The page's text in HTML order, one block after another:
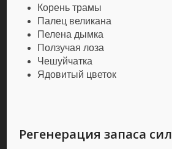
Корень трамы
Палец великана
Пелена дымка
Ползучая лоза
Чешуйчатка
Ядовитый цветок
Регенерация запаса сил